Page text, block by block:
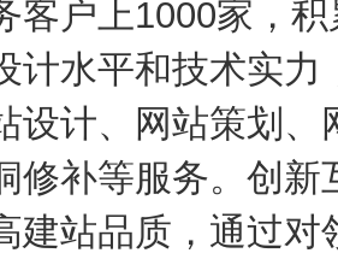
客户上1000家，
计水平和技术实
设计、网站策划
修补等服务。创
建站品质，通过